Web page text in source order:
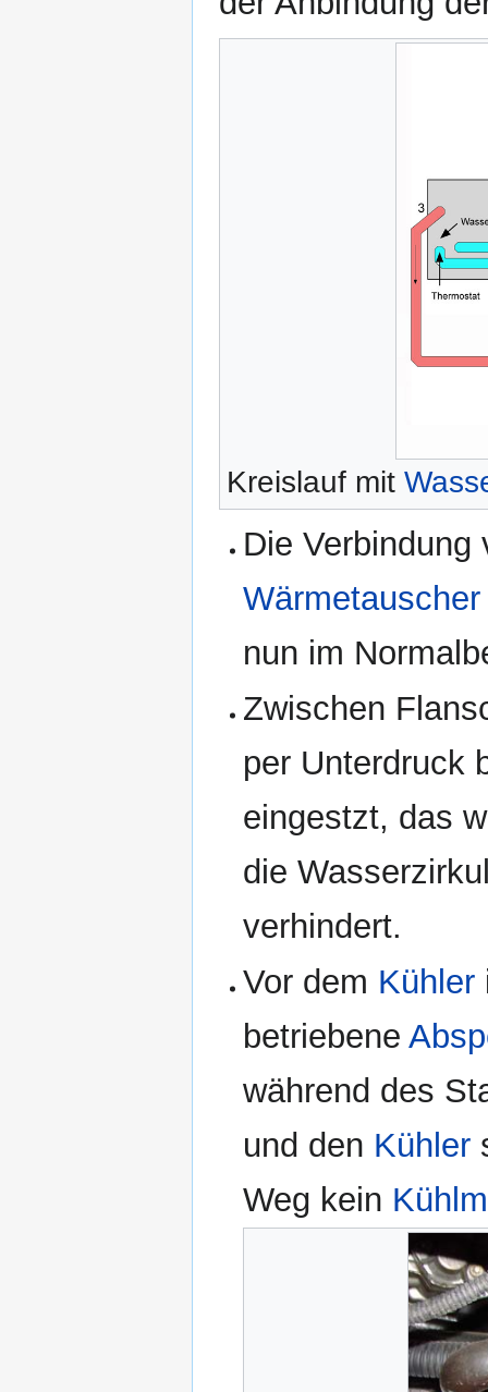
Kreislauf mit
Die
Wärmetauscher
nun im
Zwischen
per Unterdruck
eingestzt, das
die
verhindert.
Vor dem Kühler
betriebene
während des
und den Kühler
Weg kein